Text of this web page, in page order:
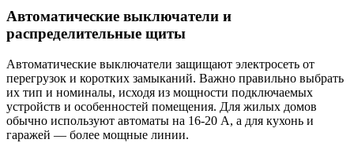
Автоматические выключатели и
распределительные щиты
Автоматические выключатели защищают электросеть от
перегрузок и коротких замыканий. Важно правильно выбрать
их тип и номиналы, исходя из мощности подключаемых
устройств и особенностей помещения. Для жилых домов
обычно используют автоматы на 16-20 А, а для кухонь и
гаражей — более мощные линии.